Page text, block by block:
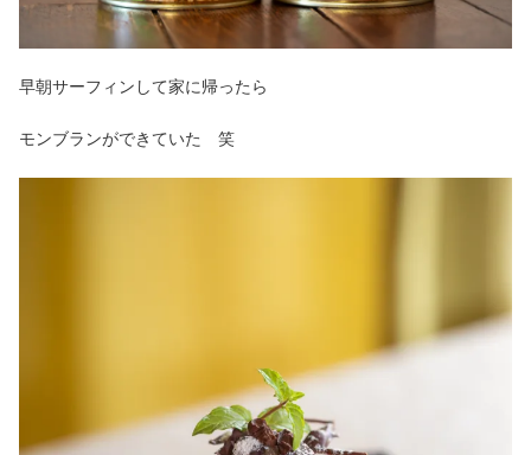
早朝サーフィンして家に帰ったら
モンブランができていた 笑